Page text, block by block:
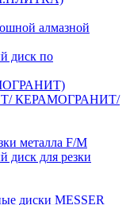
алмазной
диск по
КЕРАМОГРАНИТ/
металла F/M
диск для резки
диски MESSER